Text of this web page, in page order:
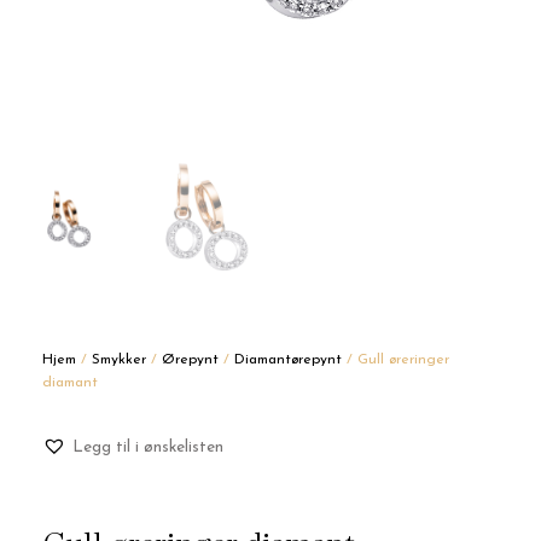
Hjem / Smykker / Ørepynt / Diamantørepynt / Gull øreringer
diamant
Legg til i ønskelisten